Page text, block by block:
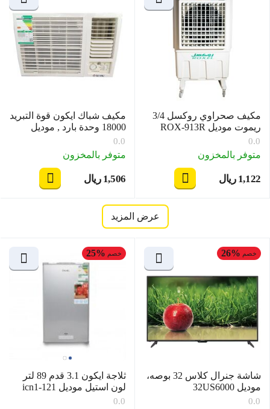
مكيف صحراوي روكسل 3/4
ريموت موديل ROX-913R
0.0
متوفر بالمخزون
ريال‎ 1,122
مكيف شباك ايكون قوة التبريد
18000 وحدة بارد , موديل
ICO-18K/CW
0.0
متوفر بالمخزون
ريال‎ 1,506
عرض المزيد
خصم 26%
شاشة جنرال كلاس 32 بوصه،
موديل 32US6000
0.0
خصم 25%
ثلاجة ايكون 3.1 قدم 89 لتر
لون استيل موديل icn1-121
0.0